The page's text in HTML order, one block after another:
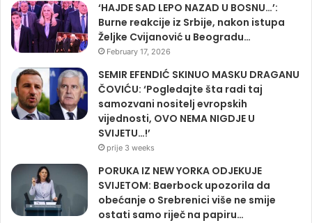
‘HAJDE SAD LEPO NAZAD U BOSNU…’:
Burne reakcije iz Srbije, nakon istupa
Željke Cvijanović u Beogradu…
February 17, 2026
SEMIR EFENDIĆ SKINUO MASKU DRAGANU
ČOVIĆU: ‘Pogledajte šta radi taj
samozvani nositelj evropskih
vijednosti, OVO NEMA NIGDJE U
SVIJETU…!’
prije 3 weeks
PORUKA IZ NEW YORKA ODJEKUJE
SVIJETOM: Baerbock upozorila da
obećanje o Srebrenici više ne smije
ostati samo riječ na papiru…